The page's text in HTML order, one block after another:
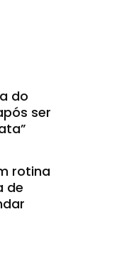
do
ser
rotina
de